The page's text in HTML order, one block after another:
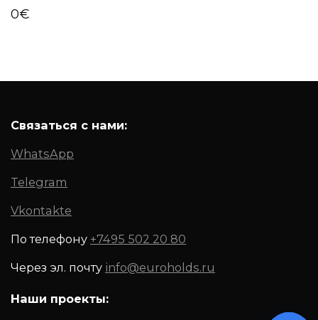
0€
Связаться с нами:
WhatsApp
Telegram
Vkontakte
По телефону +7495 502 20 80
Через эл. почту info@euroholds.ru
Наши проекты: